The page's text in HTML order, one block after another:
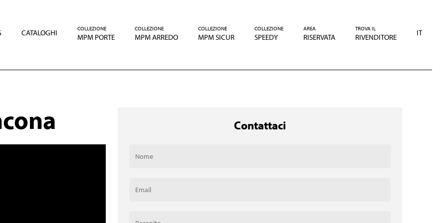
CATALOGHI COLLEZIONE
MPM PORTE
COLLEZIONE
MPM ARREDO
COLLEZIONE
MPM SICUR
COLLEZIONE
SPEEDY
AREA
RISERVATA
TROVA IL
RIVENDITORE IT
Contattaci